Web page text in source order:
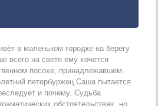
в маленьком городке на берегу
всего на свете ему хочется
посохе, принадлежавшем
петербуржец Саша пытается
и почему. Судьба
обстоятельствах, но